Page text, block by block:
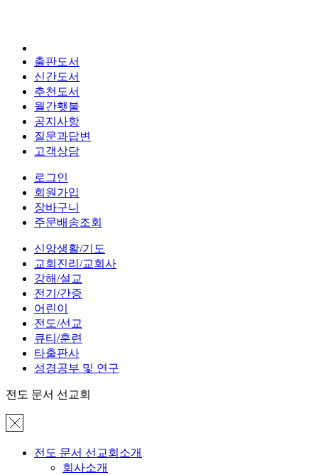
출판도서
신간도서
추천도서
월간횃불
공지사항
질문과답변
고객상담
로그인
회원가입
장바구니
주문배송조회
신앙생활/기도
교회진리/교회사
강해/설교
전기/간증
어린이
전도/선교
큐티/훈련
타출판사
성경공부 및 연구
전도 문서 선교회
전도 문서 선교회소개
회사소개